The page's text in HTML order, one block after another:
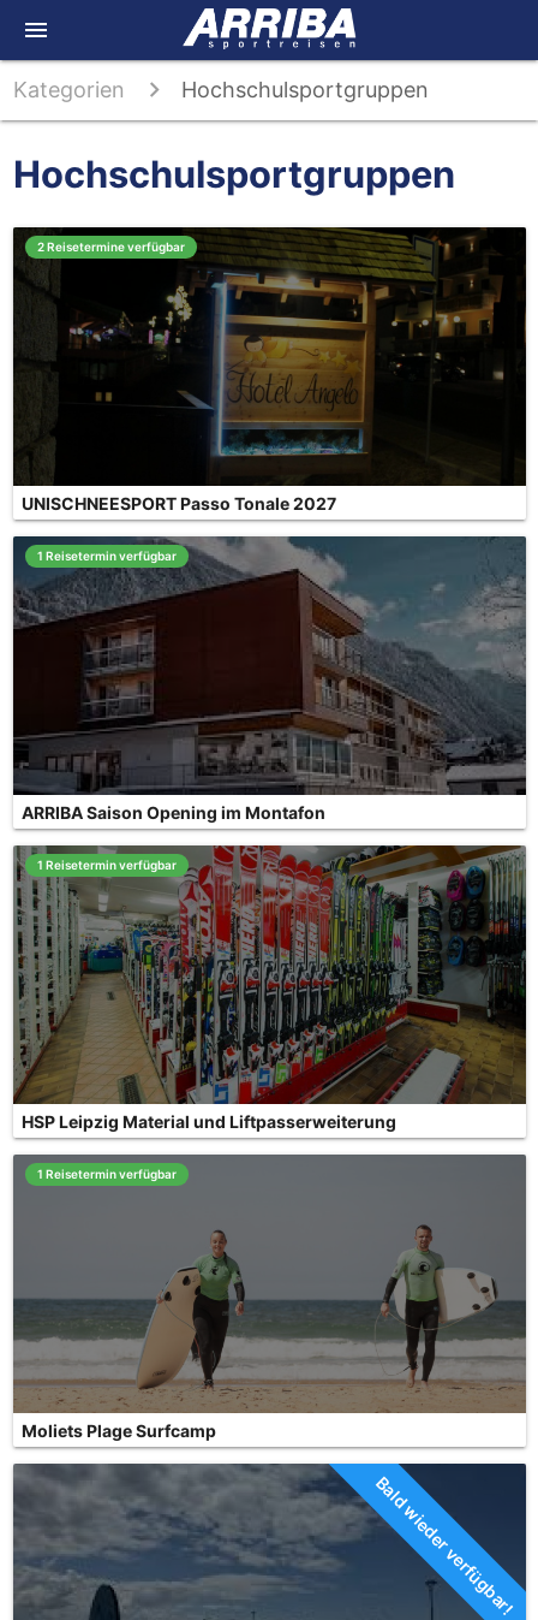
menu
Kategorien Hochschulsportgruppen
Hochschulsportgruppen
2 Reisetermine verfügbar
UNISCHNEESPORT Passo Tonale 2027
1 Reisetermin verfügbar
ARRIBA Saison Opening im Montafon
1 Reisetermin verfügbar
HSP Leipzig Material und Liftpasserweiterung
1 Reisetermin verfügbar
Moliets Plage Surfcamp
Bald wieder verfügbar!